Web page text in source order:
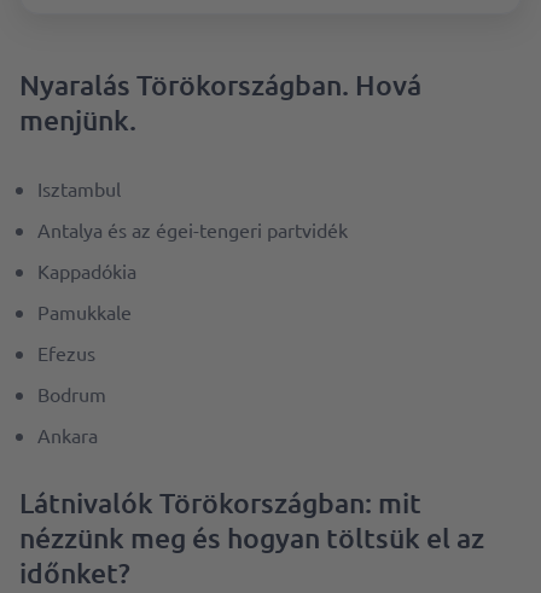
Nyaralás Törökországban. Hová
menjünk.
Isztambul
Antalya és az égei-tengeri partvidék
Kappadókia
Pamukkale
Efezus
Bodrum
Ankara
Látnivalók Törökországban: mit
nézzünk meg és hogyan töltsük el az
időnket?